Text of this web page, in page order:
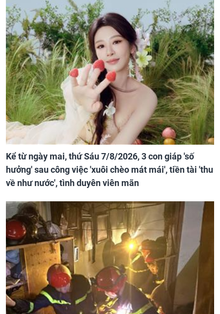
Kể từ ngày mai, thứ Sáu 7/8/2026, 3 con giáp 'số
hưởng' sau công việc 'xuôi chèo mát mái', tiền tài 'thu
về như nước', tình duyên viên mãn